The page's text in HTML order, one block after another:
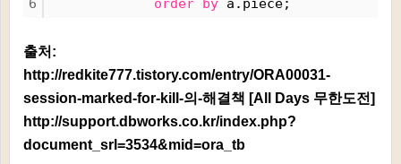
6
order by a.piece;
출처:
http://redkite777.tistory.com/entry/ORA00031-
session-marked-for-kill-의-해결책 [All Days 무한도전]
http://support.dbworks.co.kr/index.php?
document_srl=3534&mid=ora_tb